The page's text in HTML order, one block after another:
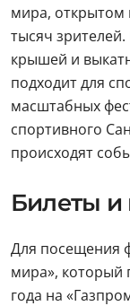
мира, открытом
тысяч
крышей и
подходит для
масштабных
спортивного
происходят
Билеты
Для посещения
мира», который
года на